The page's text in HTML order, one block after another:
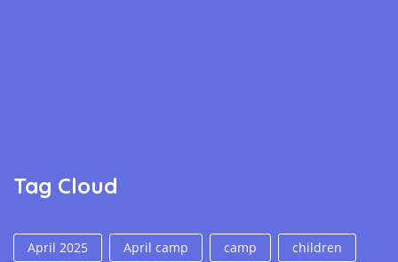
Tag Cloud
April 2025 April camp camp children